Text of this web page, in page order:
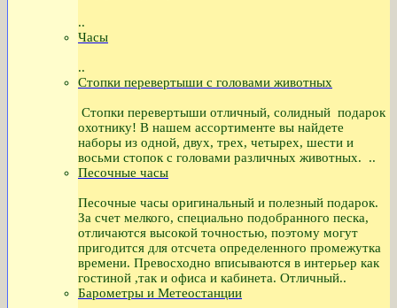
..
Часы
..
Стопки перевертыши с головами животных
Стопки перевертыши отличный, солидный подарок
охотнику! В нашем ассортименте вы найдете
наборы из одной, двух, трех, четырех, шести и
восьми стопок с головами различных животных. ..
Песочные часы
Песочные часы оригинальный и полезный подарок.
За счет мелкого, специально подобранного песка,
отличаются высокой точностью, поэтому могут
пригодится для отсчета определенного промежутка
времени. Превосходно вписываются в интерьер как
гостиной ,так и офиса и кабинета. Отличный..
Барометры и Метеостанции